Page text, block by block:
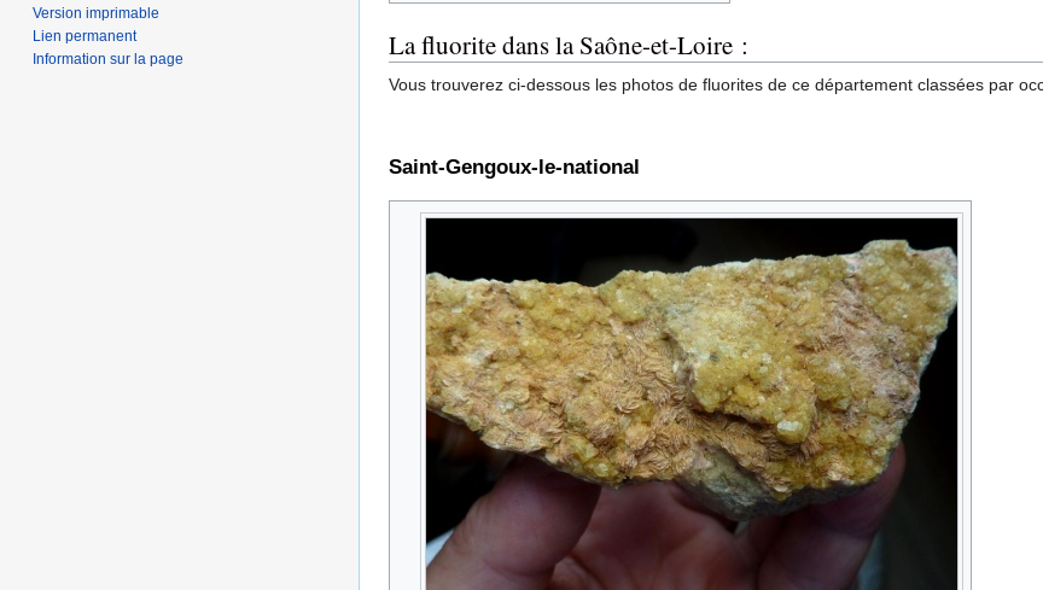
La fluorite dans la Saône-et-Loire :
Vous trouverez ci-dessous les photos de fluorites de ce département classées par
Saint-Gengoux-le-national
Version imprimable
Lien permanent
Information sur la page